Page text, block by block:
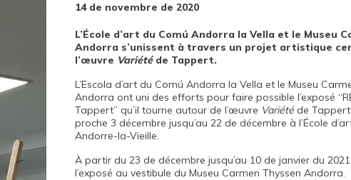
14 de novembre de 2020
L’École d’art du Comú Andorra la Vella et le Museu
Andorra s’unissent à travers un projet artistique
l’œuvre Variétéde Tappert.
L’Escola d’art du Comú Andorra la Vella et le Museu
Andorra ont uni des efforts pour faire possible l’exposé
Tappert” qu’il tourne autour de l’œuvre Variétéde Tappert
proche 3 décembre jusqu’au 22 de décembre à l’École
Andorre-la-Vieille.
À partir du 23 de décembre jusqu’au 10 de janvier du
l’exposé au vestibule du Museu Carmen Thyssen Andorra.